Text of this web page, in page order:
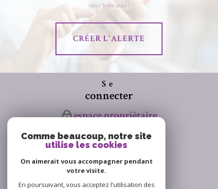
votre boîte mail !
CRÉER L'ALERTE
Se
connecter
espace propriétaire
Nous
suivre
Comme beaucoup, notre site
utilise les cookies
On aimerait vous accompagner pendant
votre visite.
En poursuivant, vous acceptez l'utilisation des